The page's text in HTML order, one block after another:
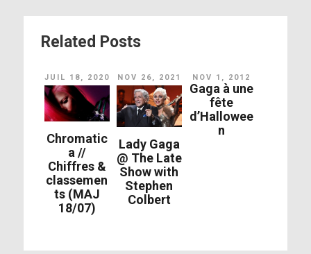
Related Posts
JUIL 18, 2020
Chromatic
a //
Chiffres &
classemen
ts (MAJ
18/07)
NOV 26, 2021
Lady Gaga
@ The Late
Show with
Stephen
Colbert
NOV 1, 2012
Gaga à une
fête
d’Hallowee
n